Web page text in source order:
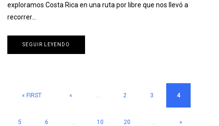
exploramos Costa Rica en una ruta por libre que nos llevó a
recorrer…
SEGUIR LEYENDO
« FIRST « 2 3 4
5 6 10 20 »